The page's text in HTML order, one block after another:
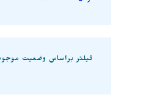
فیلتر براساس وضعیت